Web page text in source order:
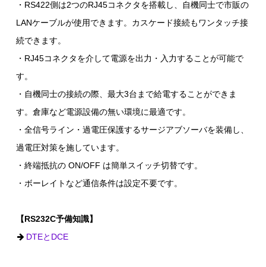
・RS422側は2つのRJ45コネクタを搭載し、自機同士で市販の
LANケーブルが使用できます。カスケード接続もワンタッチ接
続できます。
・RJ45コネクタを介して電源を出力・入力することが可能で
す。
・自機同士の接続の際、最大3台まで給電することができま
す。倉庫など電源設備の無い環境に最適です。
・全信号ライン・過電圧保護するサージアブソーバを装備し、
過電圧対策を施しています。
・終端抵抗の ON/OFF は簡単スイッチ切替です。
・ボーレイトなど通信条件は設定不要です。
【RS232C予備知識】
DTEとDCE